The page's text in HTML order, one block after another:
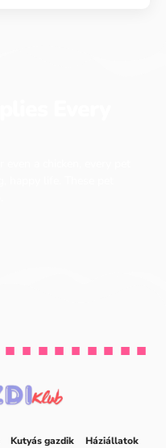
Kutyás gazdik
Háziállatok